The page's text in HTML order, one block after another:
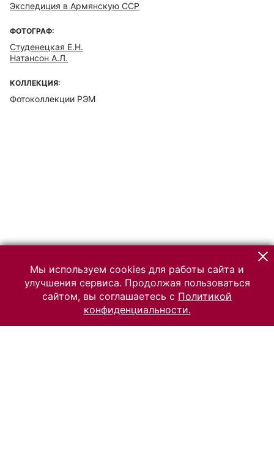
Экспедиция в Армянскую ССР
ФОТОГРАФ:
Студенецкая Е.Н.
Натансон А.Л.
КОЛЛЕКЦИЯ:
Фотоколлекции РЭМ
Мы используем cookies для работы сайта и
улучшения сервиса. Продолжая пользоваться
сайтом, вы соглашаетесь с Политикой
конфиденциальности.